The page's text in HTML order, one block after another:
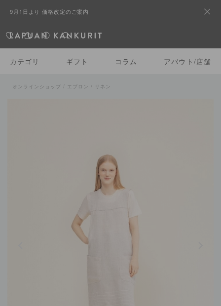
9月1日より 価格改定のご案内
カテゴリ ギフト コラム アバウト/店舗
オンラインショップ / エプロン / リネン